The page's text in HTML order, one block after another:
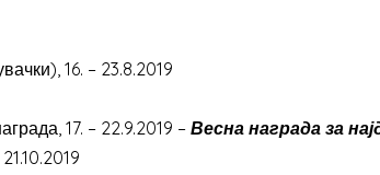
16. – 23.8.2019
17. – 22.9.2019 –Весна награда за